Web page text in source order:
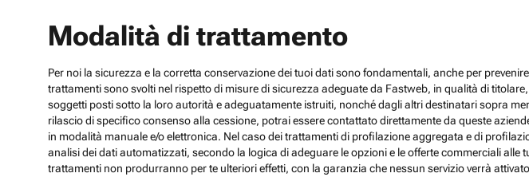
Modalità di trattamento
Per noi la sicurezza e la corretta conservazione dei tuoi dati sono fondamentali, anche per
trattamenti sono svolti nel rispetto di misure di sicurezza adeguate da Fastweb, in qualità di
soggetti posti sotto la loro autorità e adeguatamente istruiti, nonché dagli altri destinatari sopra
rilascio di specifico consenso alla cessione, potrai essere contattato direttamente da queste
in modalità manuale e/o elettronica. Nel caso dei trattamenti di profilazione aggregata e di
analisi dei dati automatizzati, secondo la logica di adeguare le opzioni e le offerte commerciali
trattamenti non produrranno per te ulteriori effetti, con la garanzia che nessun servizio verrà